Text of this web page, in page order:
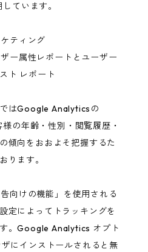
ています。
ティング
ー属性レポートとユーザー
ト レポート
はGoogle Analyticsの
の年齢・性別・閲覧履歴・
傾向をおおよそ把握するた
ります。
向けの機能」を使用される
定によってトラッキングを
。Google Analytics オプト
にインストールされると無